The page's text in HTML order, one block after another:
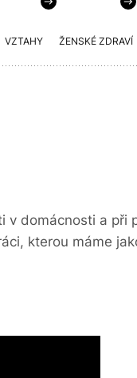
VZTAHY ŽENSKÉ ZDRAVÍ
v domácnosti a při
kterou máme